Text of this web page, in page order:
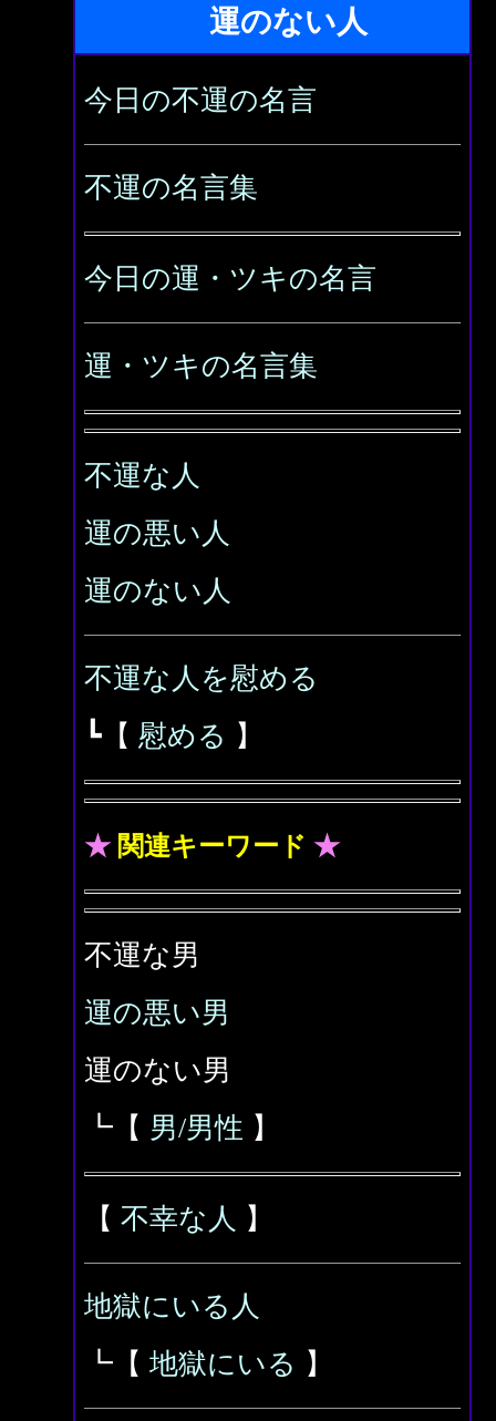
運のない人
今日の不運の名言
不運の名言集
今日の運・ツキの名言
運・ツキの名言集
不運な人
運の悪い人
運のない人
不運な人を慰める
┗【 慰める 】
★ 関連キーワード ★
不運な男
運の悪い男
運のない男
┗【 男/男性 】
【 不幸な人 】
地獄にいる人
┗【 地獄にいる 】